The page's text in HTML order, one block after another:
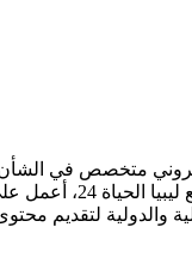
متخصص في الشأن
رئيس تحرير موقع ليبيا
والدولية لتقديم